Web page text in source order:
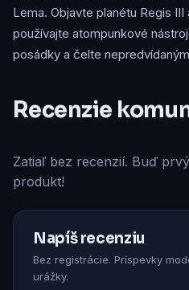
Lema. Objavte planétu Regis
používajte atompunkové
posádky a čelte
Recenzie
Zatiaľ bez recenzií. Buď
produkt!
Napíš recenziu
Bez registrácie. Príspevky
urážky.